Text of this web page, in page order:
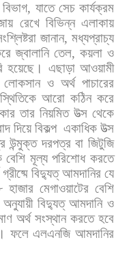
বিভাগ, যাতে সেচ কার্যক্রম
রেখে বিভিন্ন এলাকায়
জানান,মধ্যপ্রাচ্য
জ্বালানি তেল, কয়লা ও
হয়েছে। এছাড়া আওয়ামী
লোকসান ও অর্থ পাচারের
আরো কঠিন করে
তার নিয়মিত উত্স থেকে
দিয়ে বিকল্প একাধিক উত্স
উন্মুক্ত দরপত্র বা জিটুজি
বেশি মূল্য পরিশোধ করতে
গ্রীষ্মে বিদ্যুত্ আমদানির যে
হাজার মেগাওয়াটের বেশি
অনুযায়ী বিদ্যুত্ আমদানি ও
অর্থ সংস্থান করতে হবে
ফলে এলএনজি আমদানির